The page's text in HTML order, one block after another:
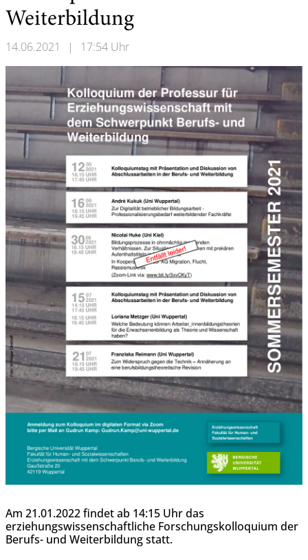
Weiterbildung
14.06.2021 | 17:54 Uhr
Am 21.01.2022 findet ab 14:15 Uhr das
erziehungswissenschaftliche Forschungskolloquium der
Berufs- und Weiterbildung statt.